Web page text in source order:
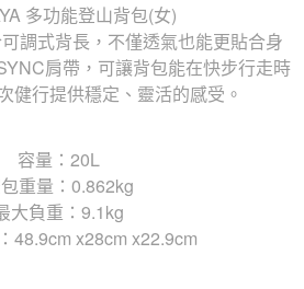
多功能登山背包(女)
調式背長，不僅透氣也能更貼合身
肩帶，可讓背包能在快步行走時
健行提供穩定、靈活的感受。
容量：20L
重量：0.862kg
大負重：9.1kg
48.9cm x28cm x22.9cm